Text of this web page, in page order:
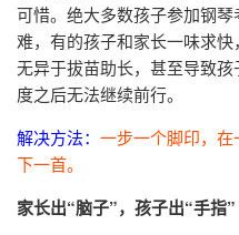
可惜。绝大多数孩子参加钢
难，有的孩子和家长一味求
无异于拔苗助长，甚至导致
度之后无法继续前行。
解决方法： 一步一个脚印，
下一首。
家长出“脑子”，孩子出“手指”